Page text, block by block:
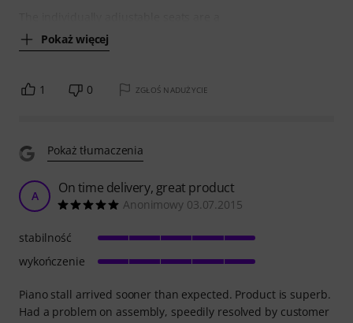
Pokaż więcej
1 0 ZGŁOŚ NADUŻYCIE
Pokaż tłumaczenia
A On time delivery, great product
Anonimowy 03.07.2015
Piano stall arrived sooner than expected. Product is superb.
Had a problem on assembly, speedily resolved by customer
stabilność
wykończenie